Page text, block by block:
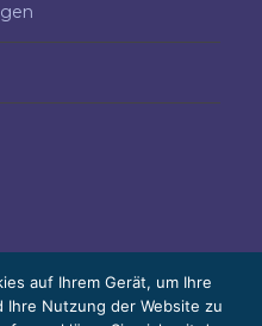
auf Ihrem Gerät, um Ihre
Nutzung der Website zu